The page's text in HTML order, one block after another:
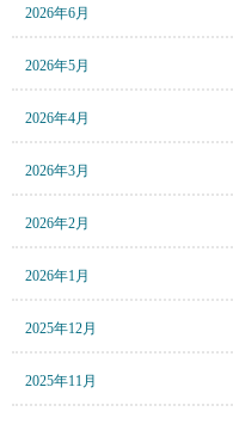
2026年6月
2026年5月
2026年4月
2026年3月
2026年2月
2026年1月
2025年12月
2025年11月